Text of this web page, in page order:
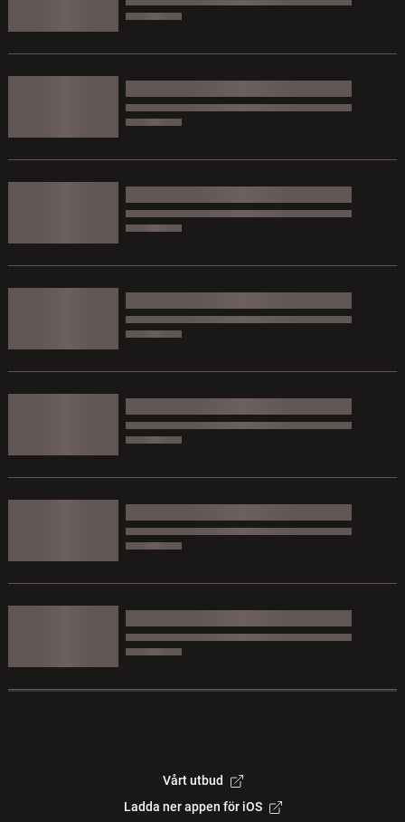
Vårt utbud
Ladda ner appen för iOS